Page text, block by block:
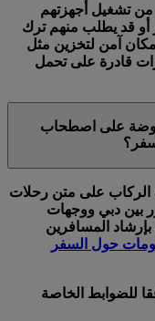
من تشغيل أجهزتهم
أو قد يطلب منهم ترك
آمن لتخزين مثل
قادرة على تحمل
على اصطحاب
الركاب على متن رحلات
بين دبي ووجهات
المسافرين
حول السفر
للضوابط الخاصة